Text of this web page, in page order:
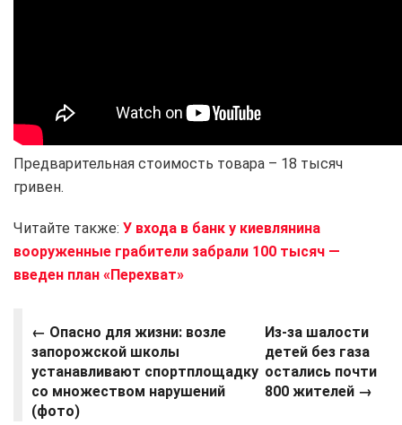
Предварительная стоимость товара – 18 тысяч
гривен.
Читайте также: У входа в банк у киевлянина
вооруженные грабители забрали 100 тысяч —
введен план «Перехват»
← Опасно для жизни: возле
запорожской школы
устанавливают спортплощадку
со множеством нарушений
(фото)
Из-за шалости
детей без газа
остались почти
800 жителей →